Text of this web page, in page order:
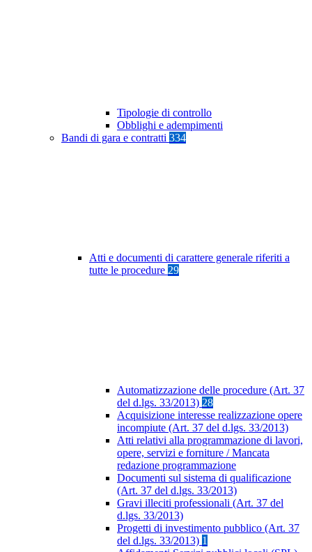
Tipologie di controllo
Obblighi e adempimenti
Bandi di gara e contratti 334
Atti e documenti di carattere generale riferiti a
tutte le procedure 29
Automatizzazione delle procedure (Art. 37
del d.lgs. 33/2013) 28
Acquisizione interesse realizzazione opere
incompiute (Art. 37 del d.lgs. 33/2013)
Atti relativi alla programmazione di lavori,
opere, servizi e forniture / Mancata
redazione programmazione
Documenti sul sistema di qualificazione
(Art. 37 del d.lgs. 33/2013)
Gravi illeciti professionali (Art. 37 del
d.lgs. 33/2013)
Progetti di investimento pubblico (Art. 37
del d.lgs. 33/2013) 1